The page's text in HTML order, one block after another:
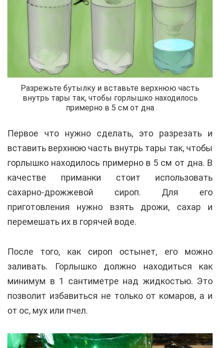
Разрежьте бутылку и вставьте верхнюю часть
внутрь тары так, чтобы горлышко находилось
примерно в 5 см от дна
Первое что нужно сделать, это разрезать и
вставить верхнюю часть внутрь тары так, чтобы
горлышко находилось примерно в 5 см от дна. В
качестве приманки стоит использовать
сахарно-дрожжевой сироп. Для его
приготовления нужно взять дрожи, сахар и
перемешать их в горячей воде.
После того, как сироп остынет, его можно
заливать. Горлышко должно находиться как
минимум в 1 сантиметре над жидкостью. Это
позволит избавиться не только от комаров, а и
от ос, мух или пчел.